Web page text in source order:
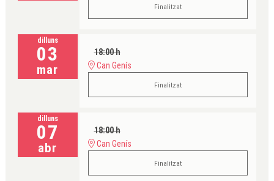
Finalitzat
dilluns
03
mar
18:00 h
Can Genís
Finalitzat
dilluns
07
abr
18:00 h
Can Genís
Finalitzat